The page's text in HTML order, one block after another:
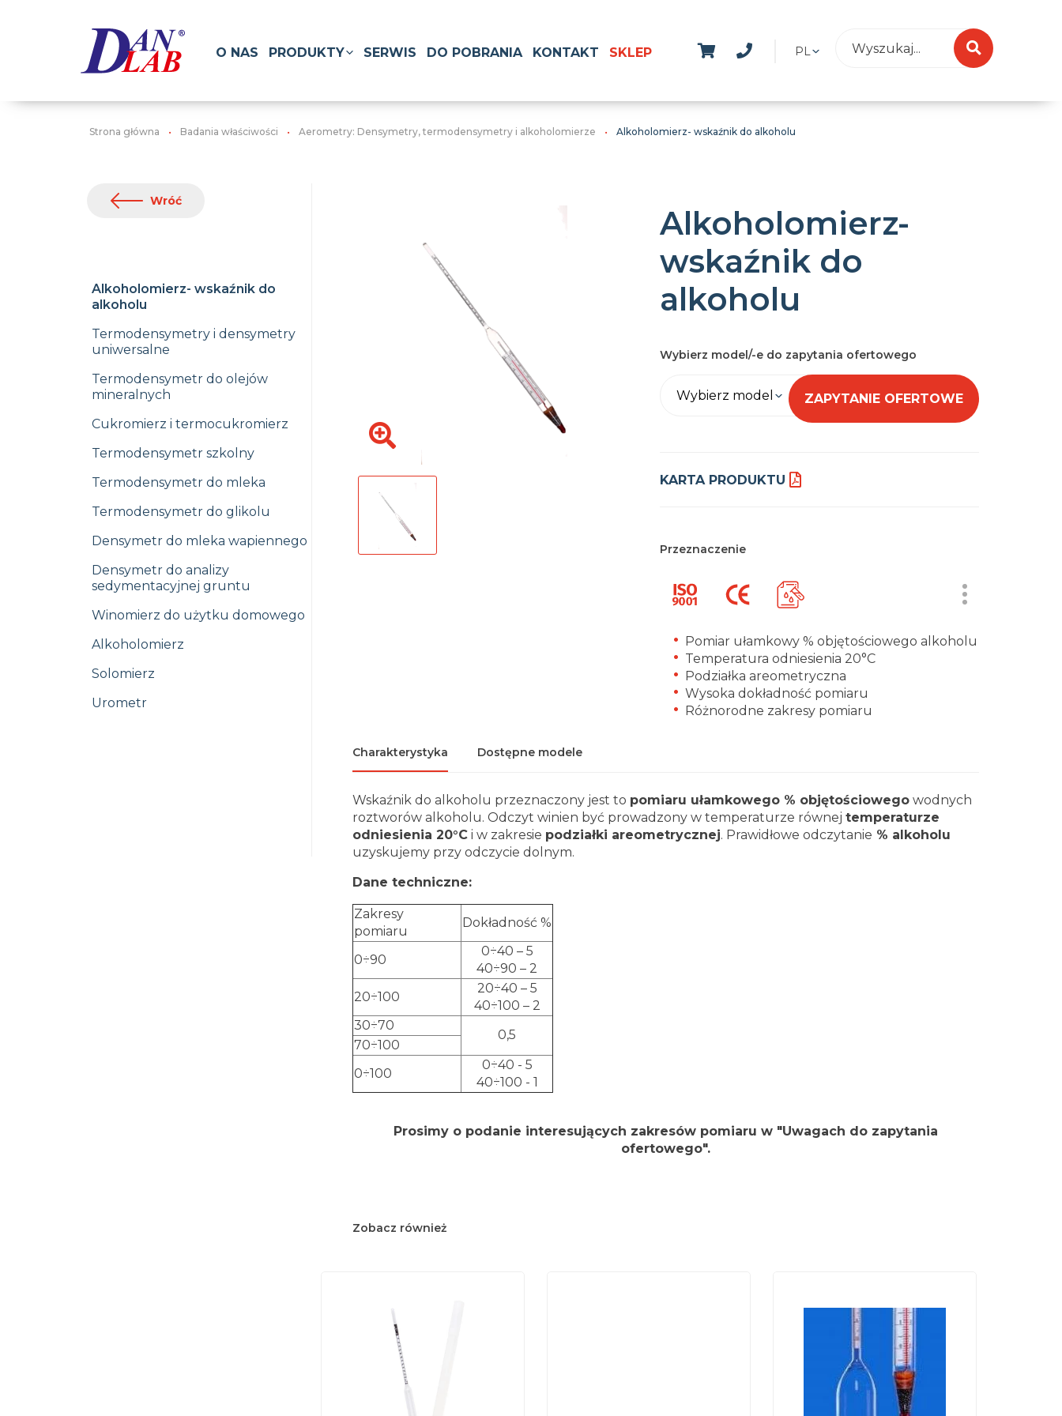
PL
O NAS PRODUKTY SERWIS DO POBRANIA KONTAKT SKLEP
Strona główna Badania właściwości Aerometry: Densymetry, termodensymetry i alkoholomierze Alkoholomierz- wskaźnik do alkoholu
Wróć
Alkoholomierz- wskaźnik do
alkoholu
Termodensymetry i densymetry
uniwersalne
Termodensymetr do olejów
mineralnych
Cukromierz i termocukromierz
Termodensymetr szkolny
Termodensymetr do mleka
Termodensymetr do glikolu
Densymetr do mleka wapiennego
Densymetr do analizy
sedymentacyjnej gruntu
Winomierz do użytku domowego
Alkoholomierz
Solomierz
Urometr
Alkoholomierz-
wskaźnik do
alkoholu
Wybierz model/-e do zapytania ofertowego
Wybierz model ZAPYTANIE OFERTOWE
KARTA PRODUKTU
Przeznaczenie
Pomiar ułamkowy % objętościowego alkoholu
Temperatura odniesienia 20°C
Podziałka areometryczna
Wysoka dokładność pomiaru
Różnorodne zakresy pomiaru
Charakterystyka Dostępne modele
Wskaźnik do alkoholu przeznaczony jest to pomiaru ułamkowego % objętościowego wodnych
roztworów alkoholu. Odczyt winien być prowadzony w temperaturze równej temperaturze
odniesienia 20°C i w zakresie podziałki areometrycznej. Prawidłowe odczytanie % alkoholu
uzyskujemy przy odczycie dolnym.
Dane techniczne:
Zakresy
pomiaru
Dokładność %
0÷90
0÷40 – 5
40÷90 – 2
20÷100
20÷40 – 5
40÷100 – 2
30÷70
0,5
70÷100
0÷100
0÷40 - 5
40÷100 - 1
Prosimy o podanie interesujących zakresów pomiaru w "Uwagach do zapytania
ofertowego".
Zobacz również